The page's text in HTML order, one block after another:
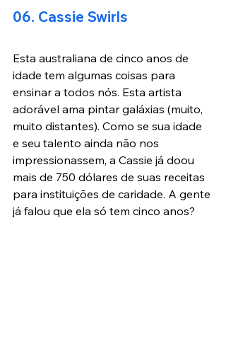
06. Cassie Swirls
Esta australiana de cinco anos de
idade tem algumas coisas para
ensinar a todos nós. Esta artista
adorável ama pintar galáxias (muito,
muito distantes). Como se sua idade
e seu talento ainda não nos
impressionassem, a Cassie já doou
mais de 750 dólares de suas receitas
para instituições de caridade. A gente
já falou que ela só tem cinco anos?